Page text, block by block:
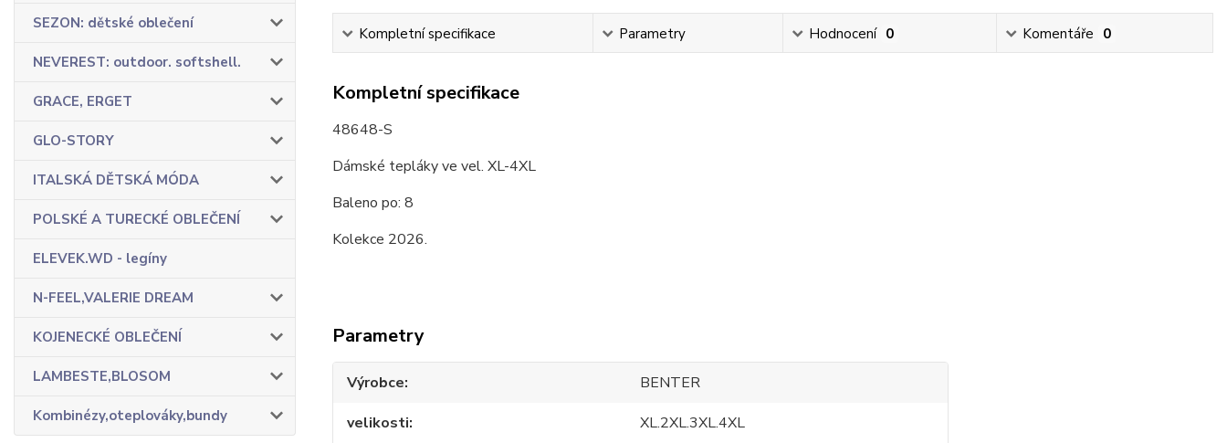
SEZON: dětské oblečení
NEVEREST: outdoor. softshell.
GRACE, ERGET
GLO-STORY
ITALSKÁ DĚTSKÁ MÓDA
POLSKÉ A TURECKÉ OBLEČENÍ
ELEVEK.WD - legíny
N-FEEL,VALERIE DREAM
KOJENECKÉ OBLEČENÍ
LAMBESTE,BLOSOM
Kombinézy,oteplováky,bundy
Kompletní specifikace Parametry Hodnocení 0 Komentáře 0
Kompletní specifikace
48648-S
Dámské tepláky ve vel. XL-4XL
Baleno po: 8
Kolekce 2026.
Parametry
Výrobce
BENTER
velikosti
XL.2XL.3XL.4XL